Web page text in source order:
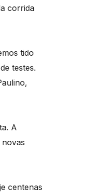
corrida
tido
testes.
A
centenas